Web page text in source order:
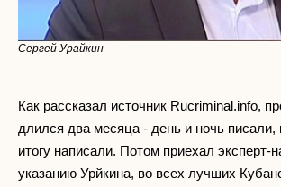
Сергей Урайкин
Как рассказал источник Rucriminal.info,
длился два месяца - день и ночь писали,
итогу написали. Потом приехал эксперт-
указанию Урйкина, во всех лучших